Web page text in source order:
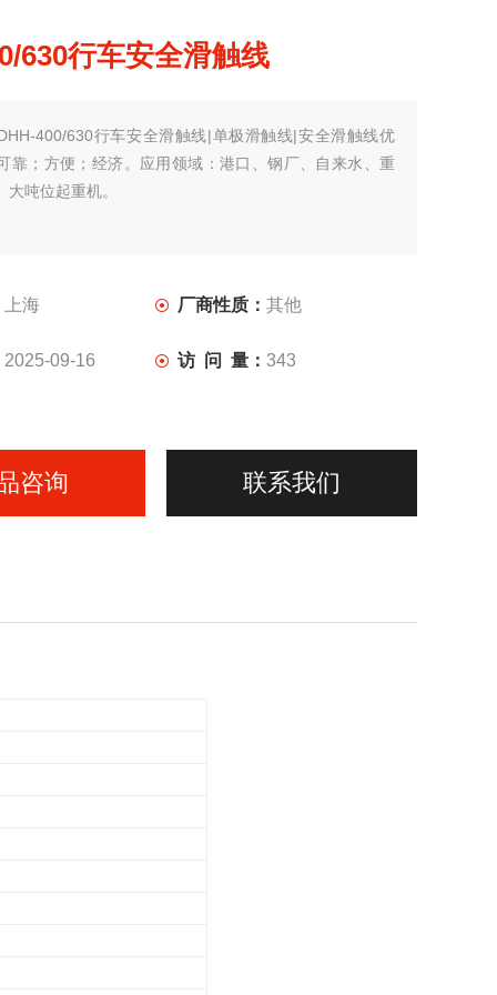
630行车安全滑触线
400/630行车安全滑触线|单极滑触线|安全滑触线优
靠；方便；经济。应用领域：港口、钢厂、自来水、重
大吨位起重机。
上海 厂商性质：其他
2025-09-16 访 问 量：343
咨询 联系我们